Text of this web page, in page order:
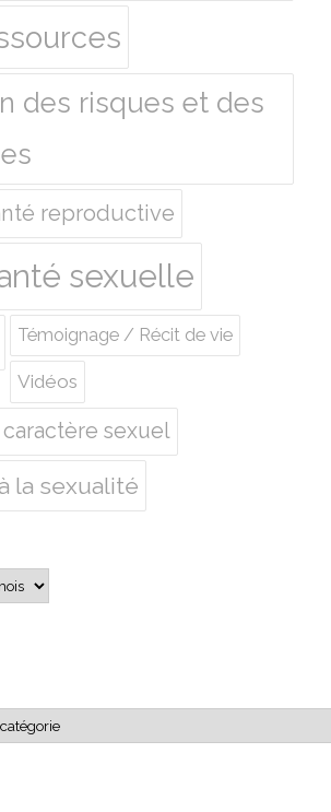
des risques et des
reproductive
sexuelle
Témoignage / Récit de vie
Vidéos
sexuel
la sexualité